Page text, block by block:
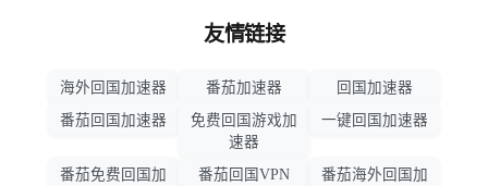
友情链接
海外回国加速器 番茄加速器
回国加速器
番茄回国加速器
免费回国游戏加
速器
一键回国加速器
番茄免费回国加 番茄回国VPN 番茄海外回国加